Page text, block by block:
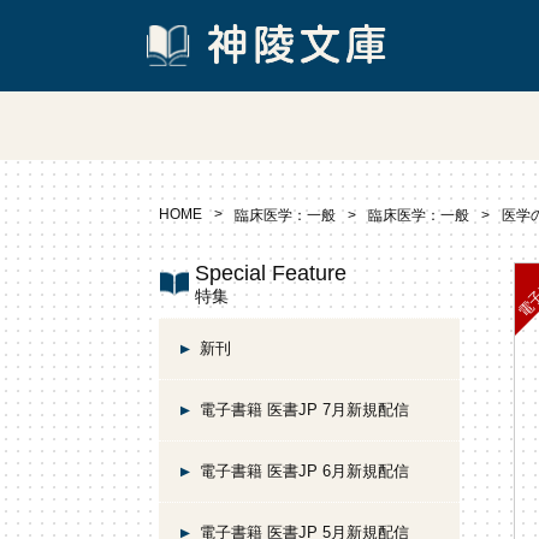
HOME 臨床医学：一般 臨床医学：一般 医学
Special Feature
特集
新刊
電子書籍 医書JP 7月新規配信
電子書籍 医書JP 6月新規配信
電子書籍 医書JP 5月新規配信